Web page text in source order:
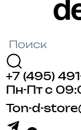
+7 (495)
Пн-Пт с
Ton-d-